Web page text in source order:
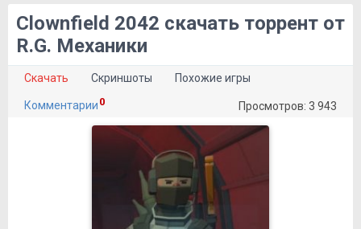
Clownfield 2042 скачать торрент от
R.G. Механики
Скачать Скриншоты Похожие игры
Комментарии 0 Просмотров: 3 943